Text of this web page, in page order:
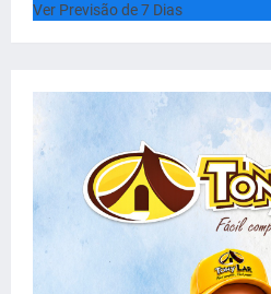
Ver Previsão de 7 Dias